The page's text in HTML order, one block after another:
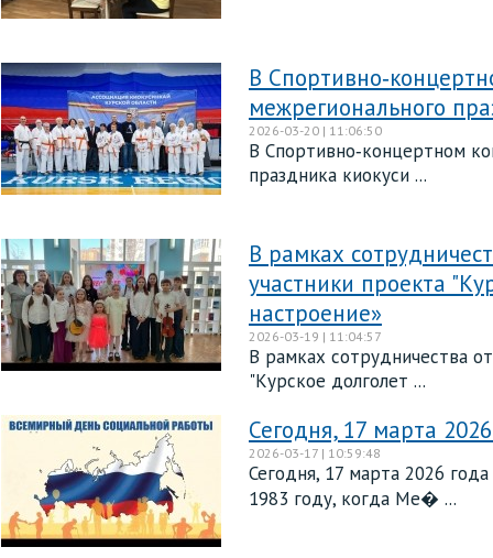
В
межрегионального
2026-03-20 | 11:06:50
В Спортивно‑концертном
праздника киокуси ...
В рамках
участники проекта
настроение»
2026-03-19 | 11:04:57
В рамках сотрудничества
"Курское долголет ...
Сегодня, 17 марта
2026-03-17 | 10:59:48
Сегодня, 17 марта 2026
1983 году, когда Ме� ...